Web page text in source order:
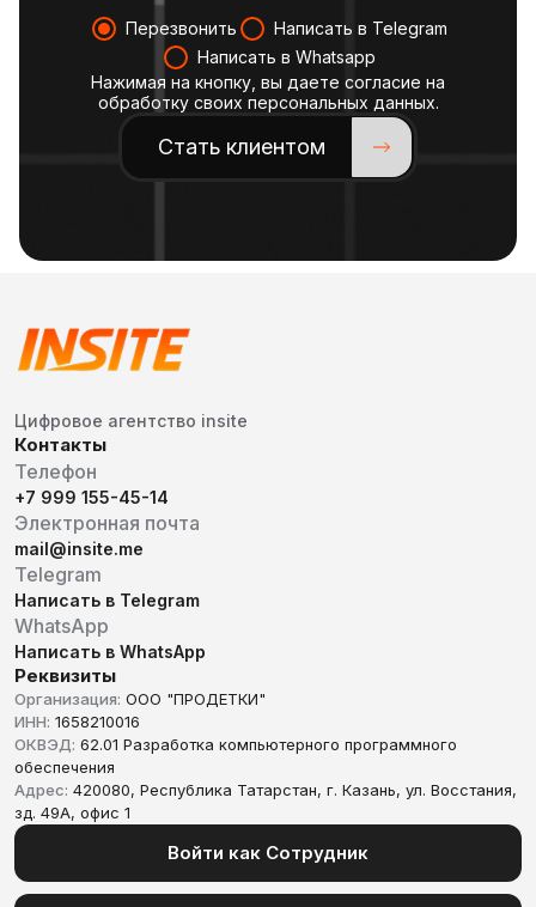
Перезвонить
Написать в Telegram
Написать в Whatsapp
Нажимая на кнопку, вы даете согласие на
обработку своих персональных данных.
Стать клиентом
Цифровое агентство insite
Контакты
Телефон
+7 999 155-45-14
Электронная почта
mail@insite.me
Telegram
Написать в Telegram
WhatsApp
Написать в WhatsApp
Реквизиты
Организация: ООО "ПРОДЕТКИ"
ИНН: 1658210016
ОКВЭД: 62.01 Разработка компьютерного программного
обеспечения
Адрес: 420080, Республика Татарстан, г. Казань, ул. Восстания,
зд. 49А, офис 1
Войти как Сотрудник